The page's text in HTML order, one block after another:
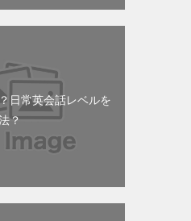
日常英会話レベルを
？